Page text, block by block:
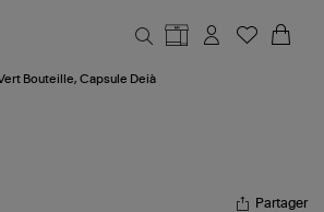
Bouteille, Capsule Deià
Partager